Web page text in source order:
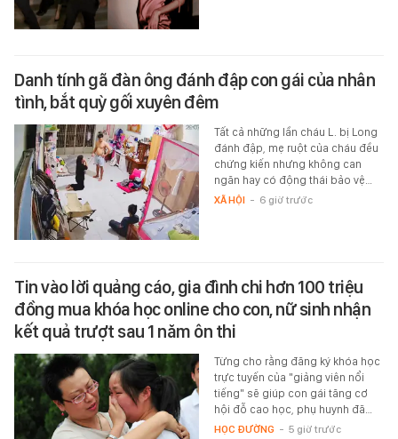
Danh tính gã đàn ông đánh đập con gái của nhân
tình, bắt quỳ gối xuyên đêm
Tất cả những lần cháu L. bị Long
đánh đập, mẹ ruột của cháu đều
chứng kiến nhưng không can
ngăn hay có động thái bảo vệ…
XÃ HỘI - 6 giờ trước
Tin vào lời quảng cáo, gia đình chi hơn 100 triệu
đồng mua khóa học online cho con, nữ sinh nhận
kết quả trượt sau 1 năm ôn thi
Từng cho rằng đăng ký khóa học
trực tuyến của "giảng viên nổi
tiếng" sẽ giúp con gái tăng cơ
hội đỗ cao học, phụ huynh đã…
HỌC ĐƯỜNG - 5 giờ trước